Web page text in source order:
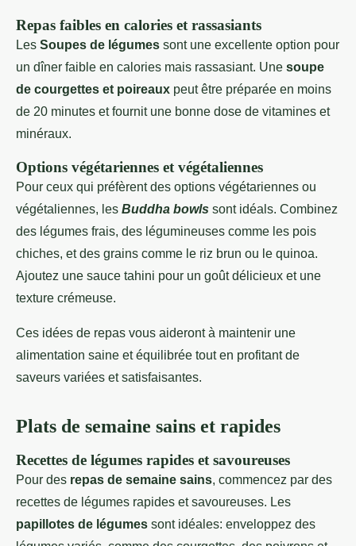
Repas faibles en calories et rassasiants
Les Soupes de légumes sont une excellente option pour
un dîner faible en calories mais rassasiant. Une soupe
de courgettes et poireaux peut être préparée en moins
de 20 minutes et fournit une bonne dose de vitamines et
minéraux.
Options végétariennes et végétaliennes
Pour ceux qui préfèrent des options végétariennes ou
végétaliennes, les Buddha bowls sont idéals. Combinez
des légumes frais, des légumineuses comme les pois
chiches, et des grains comme le riz brun ou le quinoa.
Ajoutez une sauce tahini pour un goût délicieux et une
texture crémeuse.
Ces idées de repas vous aideront à maintenir une
alimentation saine et équilibrée tout en profitant de
saveurs variées et satisfaisantes.
Plats de semaine sains et rapides
Recettes de légumes rapides et savoureuses
Pour des repas de semaine sains, commencez par des
recettes de légumes rapides et savoureuses. Les
papillotes de légumes sont idéales: enveloppez des